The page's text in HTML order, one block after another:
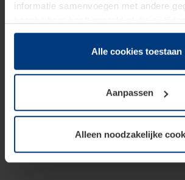
informatie samenvoegen met andere
hun diensten hebben verzameld.
Juridisch hebben wij het recht om
van deze pagina's absoluut vereist is.
soorten cookies is uw toestemming
toestemming kunt u op elk moment bij
wijzigen of herroepen.
Alle cookies toestaan
Aanpassen
Alleen noodzakelijke